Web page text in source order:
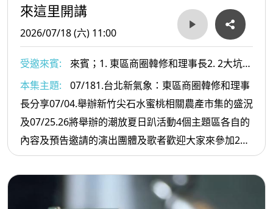
來這里開講
2026/07/18 (六) 11:00
受邀來賓:
來賓；1. 東區商圈韓修和理事長2. 2大坑產
業文化發展協會余淑萍理事長
本集主題:
07/181.台北新氣象：東區商圈韓修和理事
長分享07/04.舉辦新竹尖石水蜜桃相關農產市集的盛況
及07/25.26將舉辦的潮放夏日趴活動4個主題區各自的
內容及預告邀請的演出團體及歌者歡迎大家來參加2我
家在這里：邀請大坑產業文化發展協會余淑萍理事長
說名字07/11-08/16舉辦的2026夏日茶山知性饗宴的精
彩內容歡迎大家到南港茶山體會茶香氛圍：